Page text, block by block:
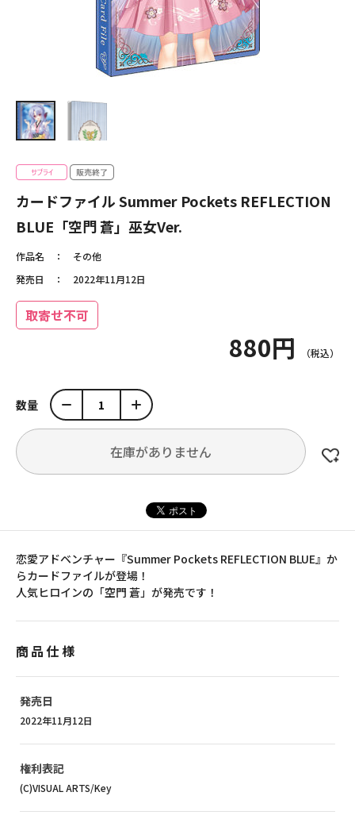
カードファイル Summer Pockets REFLECTION
BLUE「空門 蒼」巫女Ver.
作品名
その他
発売日
2022年11月12日
取寄せ不可
880円
数量
在庫がありません
恋愛アドベンチャー『Summer Pockets REFLECTION BLUE』か
らカードファイルが登場！
人気ヒロインの「空門 蒼」が発売です！
商品仕様
発売日
2022年11月12日
権利表記
(C)VISUAL ARTS/Key